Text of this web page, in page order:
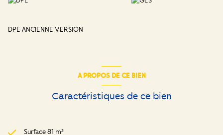
DPE ANCIENNE VERSION
A PROPOS DE CE BIEN
Caractéristiques de ce bien
Surface 81 m²